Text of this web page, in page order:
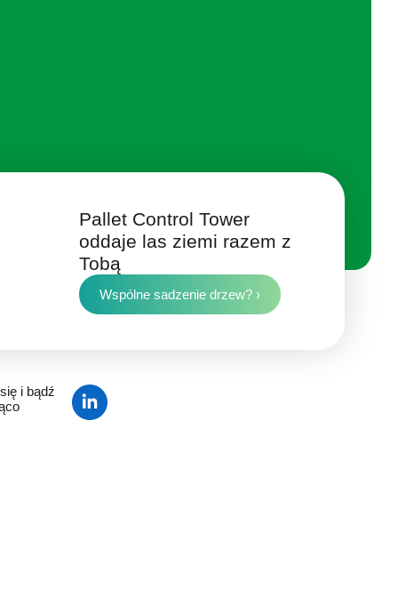
Pallet Control Tower
oddaje las ziemi razem z
Tobą
Wspólne sadzenie drzew? ›
i bądź